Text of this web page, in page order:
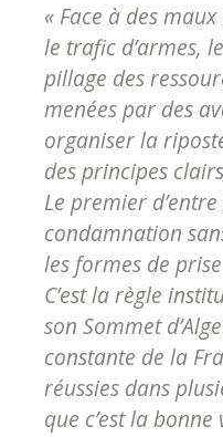
« Face à des
le trafic d’armes,
pillage des
menées par des
organiser la
des principes
Le premier
condamnation
les formes de
C’est la règle
son Sommet
constante de la
réussies dans
que c’est la